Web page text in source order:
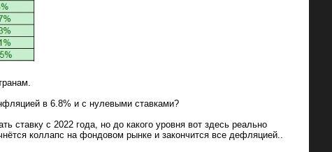
в 6.8% и с нулевыми ставками?
ставку с 2022 года, но до какого уровня вот здесь реально
коллапс на фондовом рынке и закончится все дефляцией..